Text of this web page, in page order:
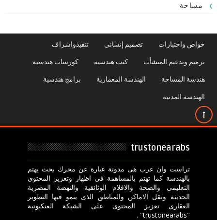
مساحة
خواص واختبارات تصميم إنشائي تنفيذواشراف
ترميم وتدعيم المنشأت كتب هندسية كورسات هندسية
هندسة المساحة الهندسة المعمارية برامج هندسية
الهندسة المدنية
trustonearabs
تراست وان عرب هى مدونة عبارة عن محرك بحث يهتم
بالهندسة كما تهتم بالمساهمة فى اظهار وتعزيز المحتوى
التعليمى والصحة والافلام الوثائقية والنهضة المصرية
الحديثة ونقل الاماكن والمناطق الذى ينمو فيها التطوير
العقارى تعزيز المحتوى على الشبكة العنكبوتية
"trustonearabs" .